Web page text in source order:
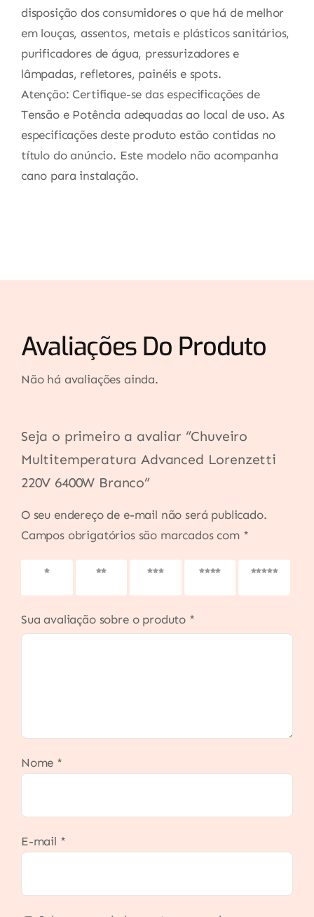
disposição dos consumidores o que há de melhor
em louças, assentos, metais e plásticos sanitários,
purificadores de água, pressurizadores e
lâmpadas, refletores, painéis e spots.
Atenção: Certifique-se das especificações de
Tensão e Potência adequadas ao local de uso. As
especificações deste produto estão contidas no
título do anúncio. Este modelo não acompanha
cano para instalação.
Avaliações Do Produto
Não há avaliações ainda.
Seja o primeiro a avaliar “Chuveiro
Multitemperatura Advanced Lorenzetti
220V 6400W Branco”
O seu endereço de e-mail não será publicado.
Campos obrigatórios são marcados com *
1 de 5
2 de 5
3 de 5
4 de 5
5 de 5
Sua avaliação sobre o produto *
Nome *
E-mail *